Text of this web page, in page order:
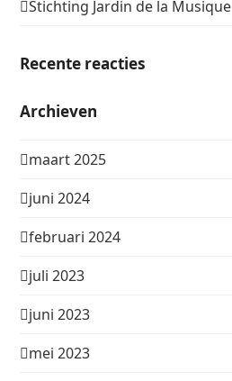
Stichting Jardin de la Musique
Recente reacties
Archieven
maart 2025
juni 2024
februari 2024
juli 2023
juni 2023
mei 2023